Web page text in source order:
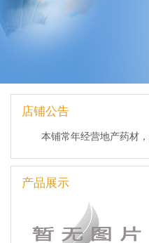
店铺公告
本铺常年经营地产药材
产品展示